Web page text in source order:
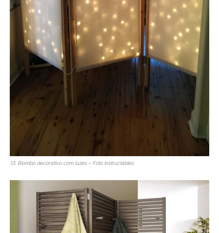
13. Biombo decorativo com luzes – Foto Instructables